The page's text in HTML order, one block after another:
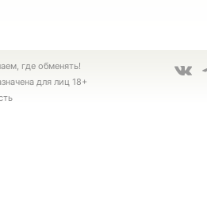
где обменять!
для лиц 18+